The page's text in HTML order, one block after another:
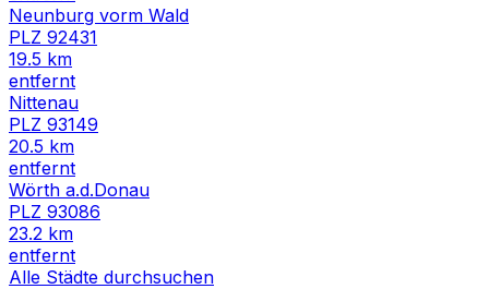
Neunburg vorm Wald
PLZ 92431
19.5 km
entfernt
Nittenau
PLZ 93149
20.5 km
entfernt
Wörth a.d.Donau
PLZ 93086
23.2 km
entfernt
Alle Städte durchsuchen